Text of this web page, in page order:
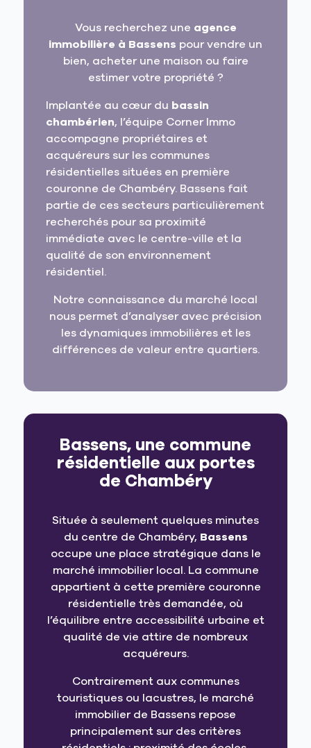
Vous recherchez une agence
immobilière à Bassens pour vendre un
bien, acheter une maison ou faire
estimer votre propriété ?
Implantée au cœur du bassin
chambérien, l’équipe Corner Immo
accompagne propriétaires et
acquéreurs sur les communes
résidentielles situées en première
couronne de Chambéry. Bassens fait
partie de ces secteurs particulièrement
recherchés pour sa proximité
immédiate avec le centre-ville et la
qualité de son environnement
résidentiel.
Notre connaissance du marché local
nous permet d’analyser avec précision
les dynamiques immobilières et les
différences de valeur entre quartiers.
Bassens, une commune
résidentielle aux portes
de Chambéry
Située à seulement quelques minutes
du centre de Chambéry, Bassens
occupe une place stratégique dans le
marché immobilier local. La commune
appartient à cette première couronne
résidentielle très demandée, où
l’équilibre entre accessibilité urbaine et
qualité de vie attire de nombreux
acquéreurs.
Contrairement aux communes
touristiques ou lacustres, le marché
immobilier de Bassens repose
principalement sur des critères